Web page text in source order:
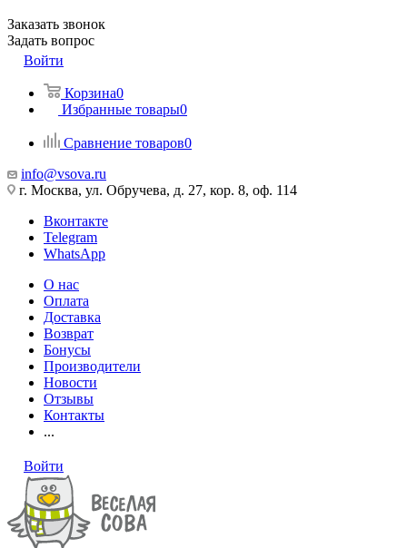
Заказать звонок
Задать вопрос
Войти
Корзина0
Избранные товары0
Сравнение товаров0
info@vsova.ru
г. Москва, ул. Обручева, д. 27, кор. 8, оф. 114
Вконтакте
Telegram
WhatsApp
О нас
Оплата
Доставка
Возврат
Бонусы
Производители
Новости
Отзывы
Контакты
...
Войти